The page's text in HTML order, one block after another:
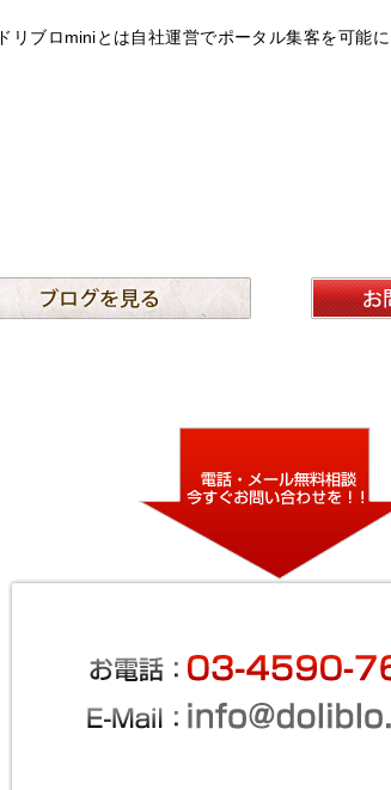
ドリブロminiとは自社運営でポータル集客を可能に